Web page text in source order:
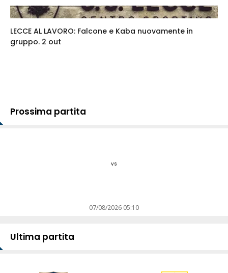
LECCE AL LAVORO: Falcone e Kaba nuovamente in
gruppo. 2 out
Prossima partita
vs
07/08/2026 05:10
Ultima partita